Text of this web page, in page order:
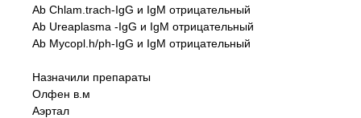
Ab Chlam.trach-IgG и IgM отрицательный
Ab Ureaplasma -IgG и IgM отрицательный
Ab Mycopl.h/ph-IgG и IgM отрицательный
Назначили препараты
Олфен в.м
Аэртал